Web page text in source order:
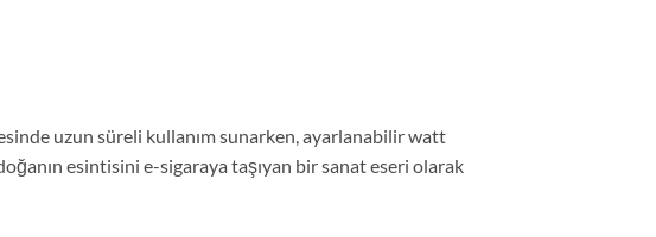
uzun süreli kullanım sunarken, ayarlanabilir watt
esintisini e-sigaraya taşıyan bir sanat eseri olarak